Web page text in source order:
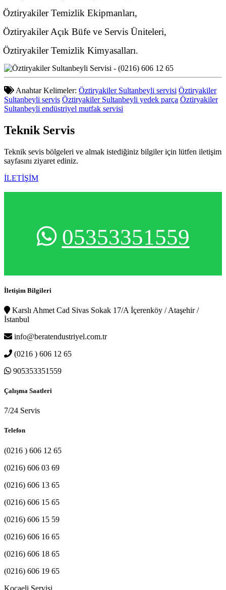
Öztiryakiler Temizlik Ekipmanları,
Öztiryakiler Açık Büfe ve Servis Üniteleri,
Öztiryakiler Temizlik Kimyasalları.
Anahtar Kelimeler: Öztiryakiler Sultanbeyli servisi Öztiryakiler
Sultanbeyli servis Öztiryakiler Sultanbeyli yedek parça Öztiryakiler
Sultanbeyli endüstriyel mutfak servisi
Teknik Servis
Teknik sevis bölgeleri ve almak istediğiniz bilgiler için lütfen iletişim
sayfasını ziyaret ediniz.
İLETİŞİM
05353351559
İletişim Bilgileri
Karslı Ahmet Cad Sivas Sokak 17/A İçerenköy / Ataşehir /
İstanbul
info@beratendustriyel.com.tr
(0216 ) 606 12 65
905353351559
Çalışma Saatleri
7/24 Servis
Telefon
(0216 ) 606 12 65
(0216) 606 03 69
(0216) 606 13 65
(0216) 606 15 65
(0216) 606 15 59
(0216) 606 16 65
(0216) 606 18 65
(0216) 606 19 65
Kocaeli Servisi